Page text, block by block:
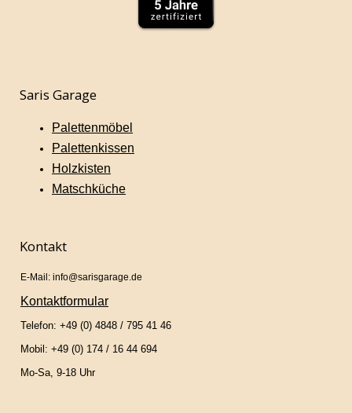
Saris Garage
Palettenmöbel
Palettenkissen
Holzkisten
Matschküche
Kontakt
E-Mail: info@sarisgarage.de
Kontaktformular
Telefon: +49 (0) 4848 / 795 41 46
Mobil: +49 (0) 174 / 16 44 694
Mo-Sa, 9-18 Uhr